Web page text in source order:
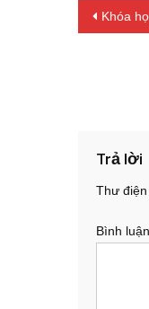
Điều
Khóa
Trả lời
Thư
Bình luận